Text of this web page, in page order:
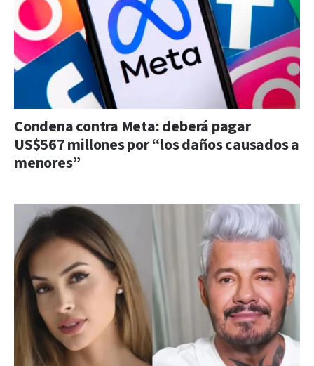
Condena contra Meta: deberá pagar
US$567 millones por “los daños causados a
menores”